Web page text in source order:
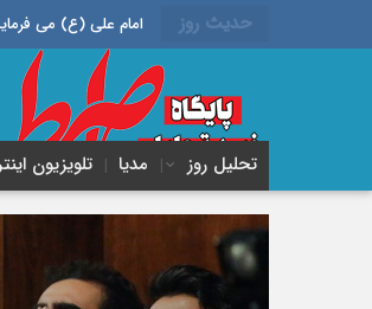
حدیث روز امام علی (ع) می فرماید : هر کس از خود بدگویی و
تحلیل روز مدیا تلویزیون